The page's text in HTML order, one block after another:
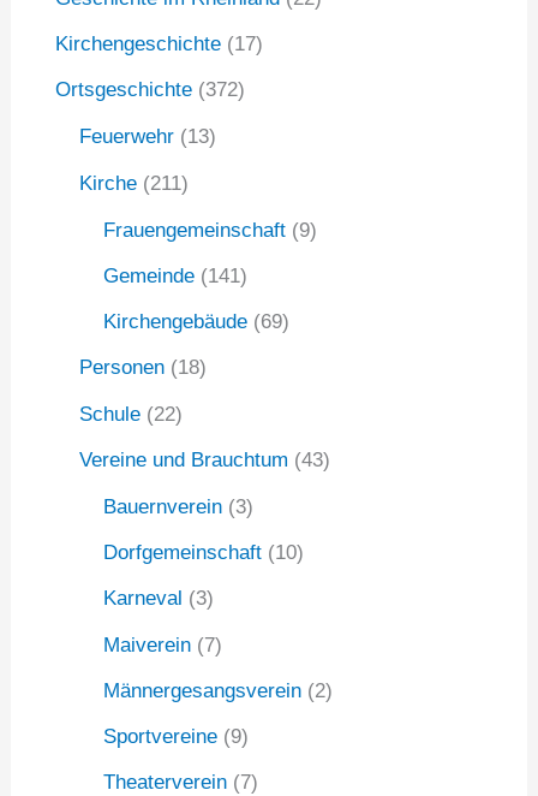
Kirchengeschichte (17)
Ortsgeschichte (372)
Feuerwehr (13)
Kirche (211)
Frauengemeinschaft (9)
Gemeinde (141)
Kirchengebäude (69)
Personen (18)
Schule (22)
Vereine und Brauchtum (43)
Bauernverein (3)
Dorfgemeinschaft (10)
Karneval (3)
Maiverein (7)
Männergesangsverein (2)
Sportvereine (9)
Theaterverein (7)